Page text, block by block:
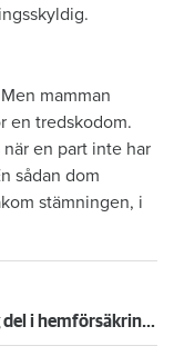
mamman
en tredskodom.
en part inte har
sådan dom
stämningen, i
Ansvarsskyddet – en viktig del i hemförsäkringen